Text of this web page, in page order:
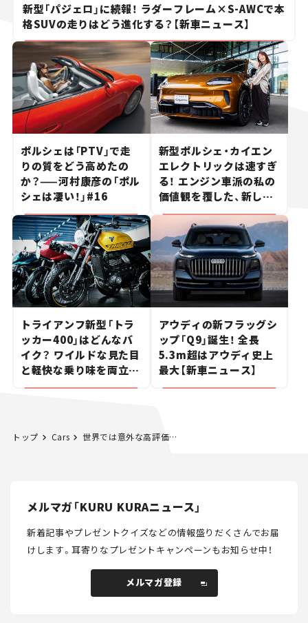
新型「パジェロ」に続報！ ラダーフレーム×S-AWCで本
格SUVの走りはどう進化する？【新車ニュース】
ポルシェは「PTV」で走
りの質をどう高めたの
か？——河村康彦の「ポル
シェは凄い！」#16
新型ポルシェ・カイエン
エレクトリックは速すぎ
る！ エンジン車派の私の
価値観を覆した、新しい
ポルシェの走り。
トライアンフ新型「トラ
ッカー400」はどんなバ
イク？ ワイルドな見た目
と軽快な乗り味を両立し
た400ccフラットトラッ
アウディの新フラッグシ
ップ「Q9」誕生！ 全長
5.3m超はアウディ史上
最大【新車ニュース】
トップ Cars 世界では意外な高評価のアジアンタイヤ
メルマガ「KURU KURAニュース」
新着記事やプレゼントクイズなどの情報盛りだくさんでお届
けします。耳寄りなプレゼントキャンペーンもお知らせ中！
メルマガ登録